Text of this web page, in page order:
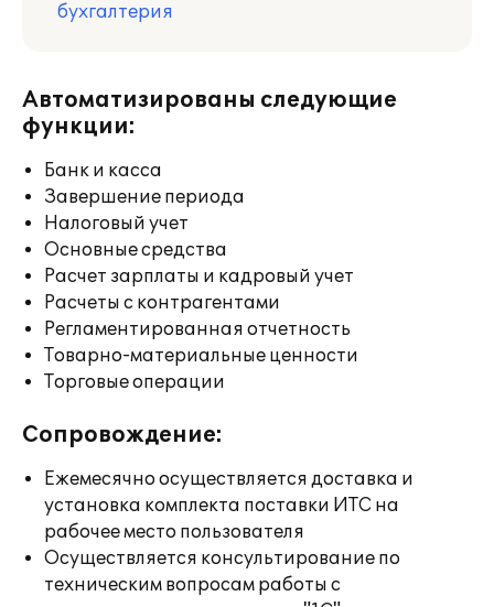
бухгалтерия
Автоматизированы следующие
функции:
Банк и касса
Завершение периода
Налоговый учет
Основные средства
Расчет зарплаты и кадровый учет
Расчеты с контрагентами
Регламентированная отчетность
Товарно-материальные ценности
Торговые операции
Сопровождение:
Ежемесячно осуществляется доставка и
установка комплекта поставки ИТС на
рабочее место пользователя
Осуществляется консультирование по
техническим вопросам работы с